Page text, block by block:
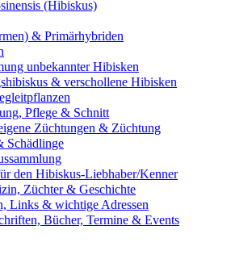
(Hibiskus)
& Primärhybriden
unbekannter Hibisken
& verschollene Hibisken
Pflege & Schnitt
Züchtungen & Züchtung
den Hibiskus-Liebhaber/Kenner
Züchter & Geschichte
Links & wichtige Adressen
Bücher, Termine & Events